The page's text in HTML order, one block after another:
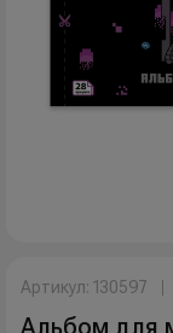
Артикул: 130597
Альбом для